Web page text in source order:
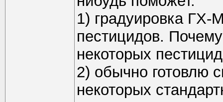
1) градуировка ГХ-
пестицидов.
некоторых
2) обычно готовлю
некоторых